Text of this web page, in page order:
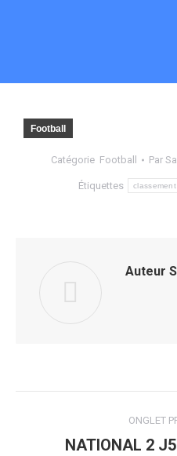
Football
Catégorie Football Par
Étiquettes
Auteur
ONGLET
NATIONAL 2